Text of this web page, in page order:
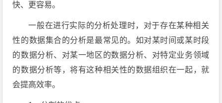
快、更容易。
一般在进行实际的分析处理时，对于存在某种相关
性的数据集合的分析是最常见的。如对某时间或某时段
的数据分析、对某一地区的数据分析、对特定业务领域
的数据分析等，将有这种相关性的数据组织在一起，就
会提高效率。